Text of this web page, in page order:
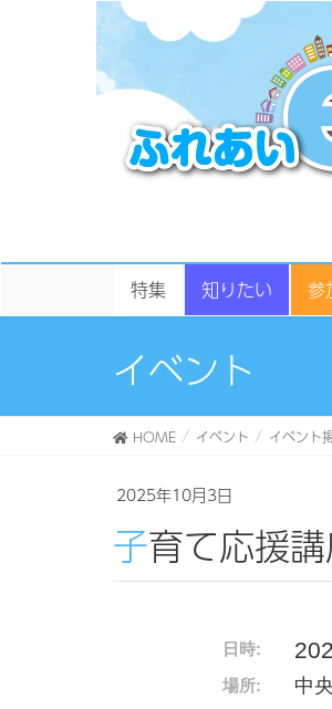
特集 知りたい 参
イベント
HOME イベント イベント
2025年10月3日
子育て応援
日時:
場所: 中